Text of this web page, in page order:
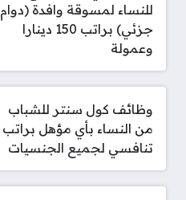
للنساء لمسوقة وافدة (دوام
جزئي) براتب 150 دينارا
وعمولة
وظائف كول سنتر للشباب
من النساء بأي مؤهل براتب
تنافسي لجميع الجنسيات